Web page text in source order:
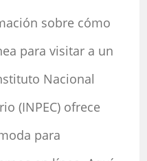
sobre cómo
para visitar a un
Nacional
(INPEC) ofrece
para